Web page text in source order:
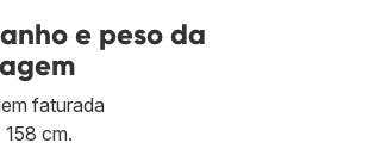
e peso da
faturada
158 cm.